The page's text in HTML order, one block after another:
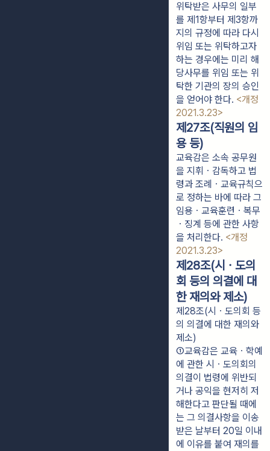
위탁받은 사무의 일부
를 제1항부터 제3항까
지의 규정에 따라 다시
위임 또는 위탁하고자
하는 경우에는 미리 해
당사무를 위임 또는 위
탁한 기관의 장의 승인
을 얻어야 한다. <개정
2021.3.23>
제27조(직원의 임
용 등)
교육감은 소속 공무원
을 지휘ㆍ감독하고 법
령과 조례ㆍ교육규칙으
로 정하는 바에 따라 그
임용ㆍ교육훈련ㆍ복무
ㆍ징계 등에 관한 사항
을 처리한다. <개정
2021.3.23>
제28조(시ㆍ도의
회 등의 의결에 대
한 재의와 제소)
제28조(시ㆍ도의회 등
의 의결에 대한 재의와
제소)
①교육감은 교육ㆍ학예
에 관한 시ㆍ도의회의
의결이 법령에 위반되
거나 공익을 현저히 저
해한다고 판단될 때에
는 그 의결사항을 이송
받은 날부터 20일 이내
에 이유를 붙여 재의를